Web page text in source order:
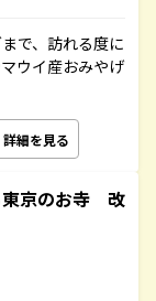
で、訪れる度に
ウイ産おみやげ
詳細を見る
京のお寺 改